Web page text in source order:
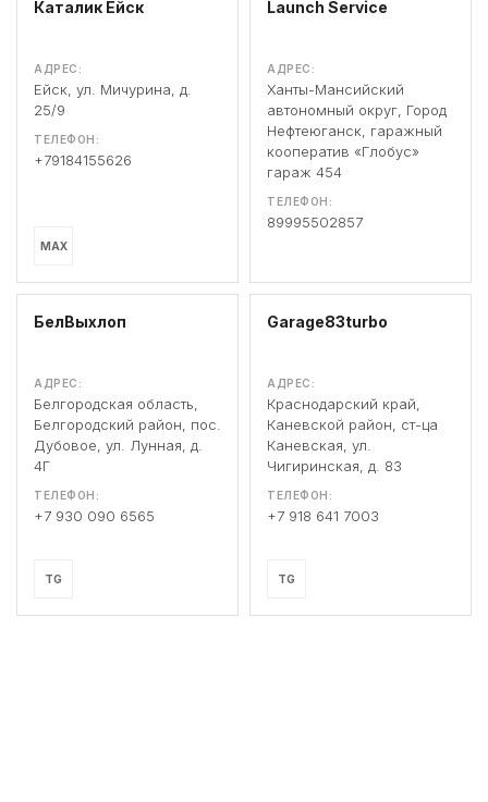
Каталик Ейск
АДРЕС:
Ейск, ул. Мичурина, д.
25/9
ТЕЛЕФОН:
+79184155626
MAX
Launch Service
АДРЕС:
Ханты-Мансийский
автономный округ, Город
Нефтеюганск, гаражный
кооператив «Глобус»
гараж 454
ТЕЛЕФОН:
89995502857
БелВыхлоп
АДРЕС:
Белгородская область,
Белгородский район, пос.
Дубовое, ул. Лунная, д.
4Г
ТЕЛЕФОН:
+7 930 090 6565
TG
Garage83turbo
АДРЕС:
Краснодарский край,
Каневской район, ст-ца
Каневская, ул.
Чигиринская, д. 83
ТЕЛЕФОН:
+7 918 641 7003
TG